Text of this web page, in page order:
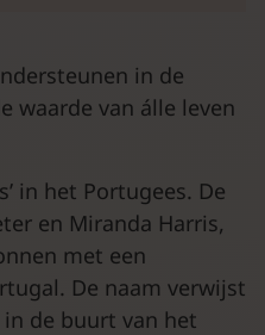
in de
waarde van álle leven
in het Portugees. De
en Miranda Harris,
met een
De naam verwijst
de buurt van het